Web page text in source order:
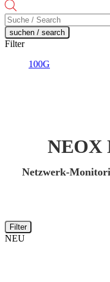
Products
search
suchen / search
Filter
100G
NEOX
Netzwerk-
Filter
NEU